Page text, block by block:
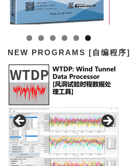
NEW PROGRAMS [自编程序]